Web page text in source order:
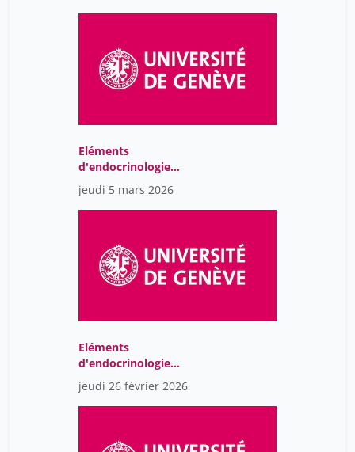
Eléments
d'endocrinologie
moléculaire
jeudi 5 mars 2026
Eléments
d'endocrinologie
moléculaire
jeudi 26 février 2026